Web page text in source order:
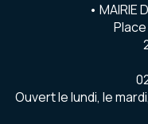
• MAIRIE
Ouvert le lundi, le